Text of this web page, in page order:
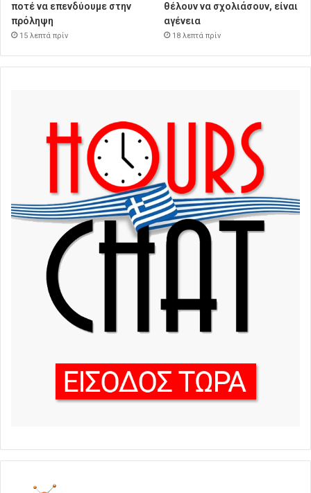
ποτέ να επενδύουμε στην
πρόληψη
15 λεπτά πρίν
θέλουν να σχολιάσουν, είναι
αγένεια
18 λεπτά πρίν